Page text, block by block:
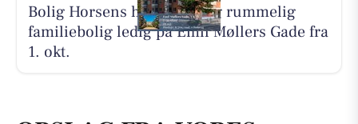
Bolig Horsens har en lys og rummelig
familiebolig ledig på Emil Møllers Gade fra
1. okt.